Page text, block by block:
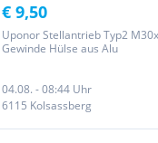
€ 9,50
Uponor Stellantrieb Typ2
Gewinde Hülse aus Alu
04.08. - 08:44 Uhr
6115 Kolsassberg